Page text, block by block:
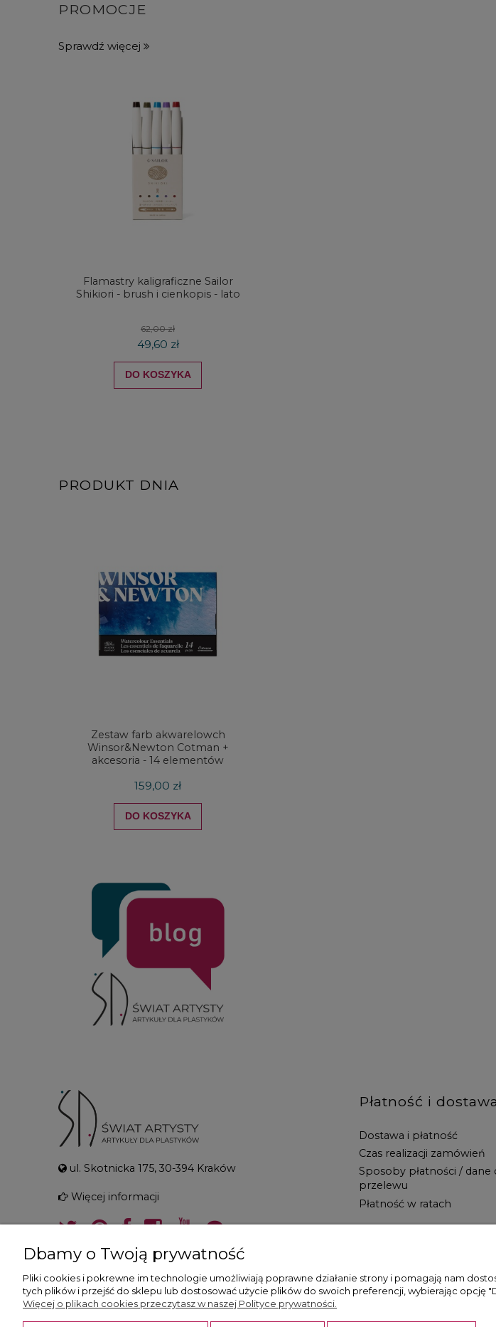
PROMOCJE
Sprawdź więcej
Flamastry kaligraficzne Sailor
Shikiori - brush i cienkopis - lato
62,00 zł
49,60 zł
DO KOSZYKA
PRODUKT DNIA
Zestaw farb akwarelowch
Winsor&Newton Cotman +
akcesoria - 14 elementów
159,00 zł
DO KOSZYKA
ul. Skotnicka 175, 30-394 Kraków
Więcej informacji
Płatność i dostawa
Dostawa i płatność
Czas realizacji zamówień
Sposoby płatności / dane
przelewu
Płatność w ratach
Dbamy o Twoją prywatność
Pliki cookies i pokrewne im technologie umożliwiają poprawne działanie strony i pomagają nam
tych plików i przejść do sklepu lub dostosować użycie plików do swoich preferencji, wybierając opcję
Więcej o plikach cookies przeczytasz w naszej Polityce prywatności.